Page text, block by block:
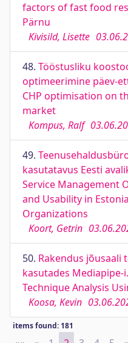
factors of fast food
Pärnu
Kivisild, Lisette
48. Tööstusliku
optimeerimine päev-
CHP optimisation on
market
Kompus, Ralf
49.
kasutatavus Eesti
Service Management
and Usability in
Organizations
Koort, Getrin
50. Rakendus jõusaali
kasutades
Technique Analysis
Koosa, Kevin
items found: 181